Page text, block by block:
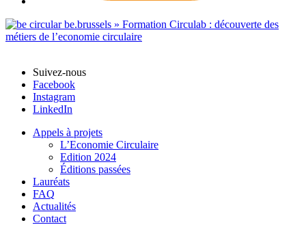
Suivez-nous
Facebook
Instagram
LinkedIn
Appels à projets
L’Economie Circulaire
Edition 2024
Éditions passées
Lauréats
FAQ
Actualités
Contact